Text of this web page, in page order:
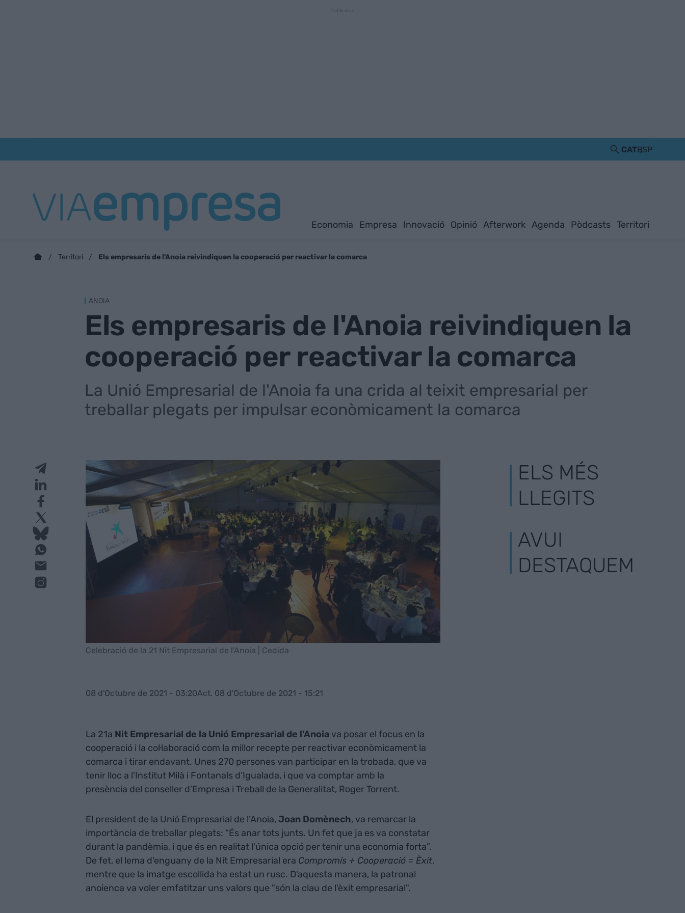
CATESP
Economia Empresa Innovació Opinió Afterwork Agenda Pòdcasts Territori
Territori Els empresaris de l'Anoia reivindiquen la cooperació per reactivar la comarca
ANOIA
Els empresaris de l'Anoia reivindiquen la
cooperació per reactivar la comarca
La Unió Empresarial de l'Anoia fa una crida al teixit empresarial per
treballar plegats per impulsar econòmicament la comarca
Celebració de la 21 Nit Empresarial de l'Anoia | Cedida
08 d'Octubre de 2021 - 03:20Act. 08 d'Octubre de 2021 - 15:21
La 21a Nit Empresarial de la Unió Empresarial de l'Anoiava posar el focus en la
cooperació i la col·laboració com la millor recepte per reactivar econòmicament la
comarca i tirar endavant. Unes 270 persones van participar en la trobada, que va
tenir lloc a l’Institut Milà i Fontanals d’Igualada, i que va comptar amb la
presència del conseller d’Empresa i Treball de la Generalitat, Roger Torrent.
El president de la Unió Empresarial de l’Anoia, Joan Domènech, va remarcar la
importància de treballar plegats: “És anar tots junts. Un fet que ja es va constatar
durant la pandèmia, i que és en realitat l'única opció per tenir una economia forta”.
De fet, el lema d'enguany de la Nit Empresarial era Compromís + Cooperació = Èxit,
mentre que la imatge escollida ha estat un rusc. D'aquesta manera, la patronal
anoienca va voler emfatitzar uns valors que "són la clau de l'èxit empresarial".
ELS MÉS
LLEGITS
AVUI
DESTAQUEM